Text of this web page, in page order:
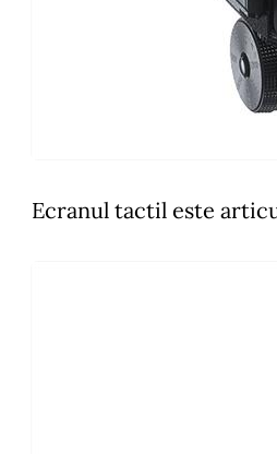
Ecranul tactil este